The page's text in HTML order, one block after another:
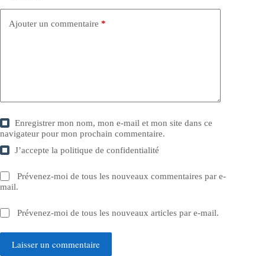
Ajouter un commentaire *
Enregistrer mon nom, mon e-mail et mon site dans ce
navigateur pour mon prochain commentaire.
J’accepte lapolitique de confidentialité
Prévenez-moi de tous les nouveaux commentaires par e-
mail.
Prévenez-moi de tous les nouveaux articles par e-mail.
Laisser un commentaire